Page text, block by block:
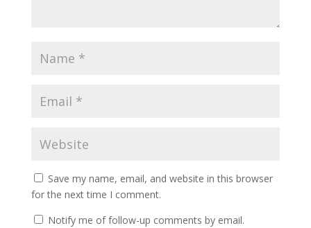
Save my name, email, and website in this browser
for the next time I comment.
Notify me of follow-up comments by email.